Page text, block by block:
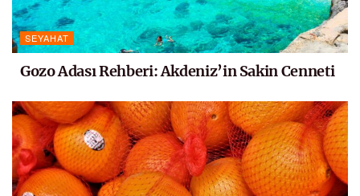
SEYAHAT
Gozo Adası Rehberi: Akdeniz’in Sakin Cenneti